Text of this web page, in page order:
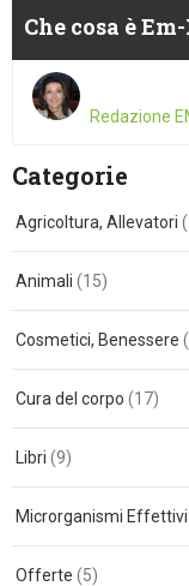
Che cosa è
Redazione
Categorie
Agricoltura, Allevatori
Animali (15)
Cosmetici, Benessere
Cura del corpo (17)
Libri (9)
Microrganismi Effettivi
Offerte (5)